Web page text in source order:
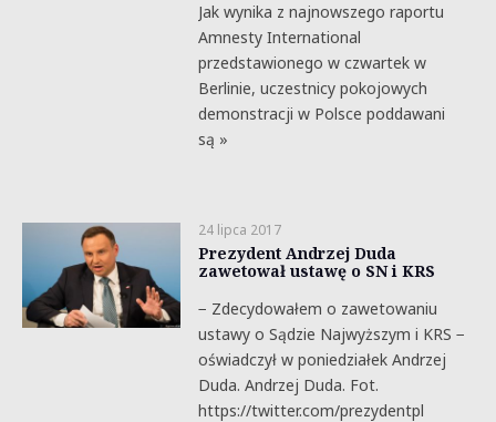
Jak wynika z najnowszego raportu
Amnesty International
przedstawionego w czwartek w
Berlinie, uczestnicy pokojowych
demonstracji w Polsce poddawani
są »
24 lipca 2017
Prezydent Andrzej Duda
zawetował ustawę o SN i KRS
− Zdecydowałem o zawetowaniu
ustawy o Sądzie Najwyższym i KRS −
oświadczył w poniedziałek Andrzej
Duda. Andrzej Duda. Fot.
https://twitter.com/prezydentpl